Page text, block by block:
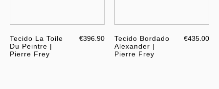
Tecido La Toile
Du Peintre |
Pierre Frey
€396.90
Tecido Bordado
Alexander |
Pierre Frey
€435.00